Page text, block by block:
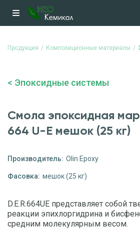
Продукция Композиционные материалы
Эпоксидные системы
Смола эпоксидная
664 U-E мешок (25 кг)
Производитель: Olin Epoxy
Фасовка: мешок (25 кг)
D.E.R.664UE представляет собой
реакции эпихлоргидрина и
средним молекулярным весом.